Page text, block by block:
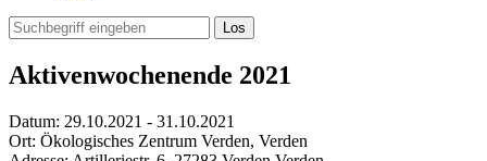
Aktivenwochenende 2021
Datum: 29.10.2021 - 31.10.2021
Ort: Ökologisches Zentrum Verden, Verden